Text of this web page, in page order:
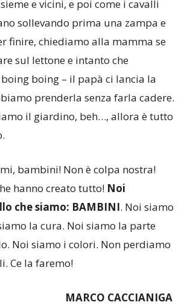
e vicini, e poi come i cavalli
sollevando prima una zampa e
finire, chiediamo alla mamma se
sul lettone e intanto che
boing – il papà ci lancia la
prenderla senza farla cadere.
il giardino, beh…, allora è tutto
bambini! Non è colpa nostra!
hanno creato tutto! Noi
che siamo: BAMBINI. Noi siamo
la cura. Noi siamo la parte
Noi siamo i colori. Non perdiamo
Ce la faremo!
MARCO CACCIANIGA